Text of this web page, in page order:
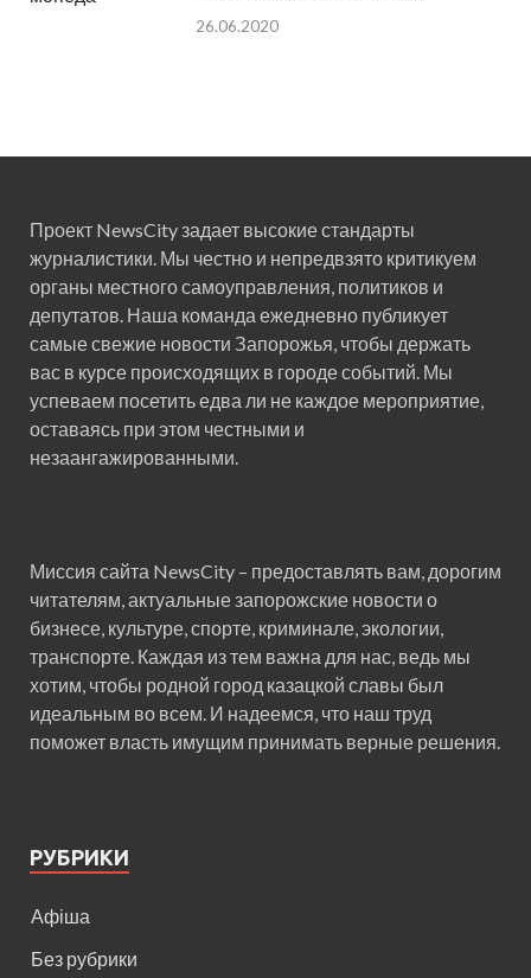
26.06.2020
Проект NewsCity задает высокие стандарты
журналистики. Мы честно и непредвзято критикуем
органы местного самоуправления, политиков и
депутатов. Наша команда ежедневно публикует
самые свежие новости Запорожья, чтобы держать
вас в курсе происходящих в городе событий. Мы
успеваем посетить едва ли не каждое мероприятие,
оставаясь при этом честными и
незаангажированными.
Миссия сайта NewsCity – предоставлять вам, дорогим
читателям, актуальные запорожские новости о
бизнесе, культуре, спорте, криминале, экологии,
транспорте. Каждая из тем важна для нас, ведь мы
хотим, чтобы родной город казацкой славы был
идеальным во всем. И надеемся, что наш труд
поможет власть имущим принимать верные решения.
РУБРИКИ
Афіша
Без рубрики